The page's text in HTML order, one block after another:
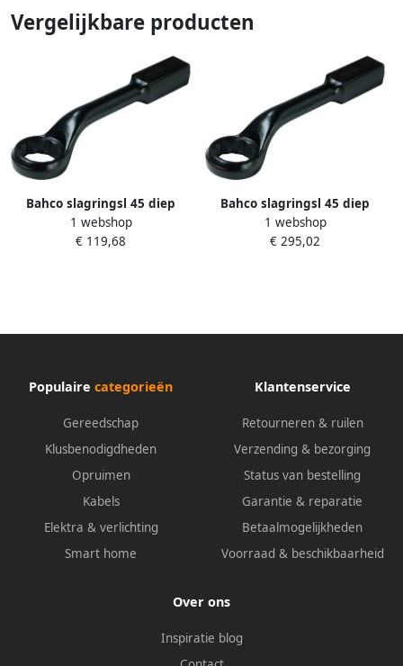
Vergelijkbare producten
Bahco slagringsl 45 diep
doorgezet | 315Z-1.13 16
1 webshop
€ 119,68
Bahco slagringsl 45 diep
doorgezet | 315M-70
1 webshop
€ 295,02
Populaire categorieën
Gereedschap
Klusbenodigdheden
Opruimen
Kabels
Elektra & verlichting
Smart home
Klantenservice
Retourneren & ruilen
Verzending & bezorging
Status van bestelling
Garantie & reparatie
Betaalmogelijkheden
Voorraad & beschikbaarheid
Over ons
Inspiratie blog